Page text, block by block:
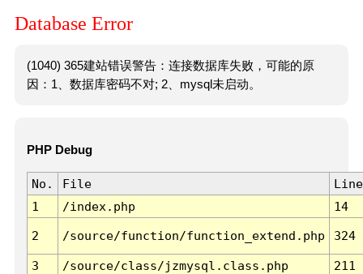
Database Error
(1040) 365建站错误警告：连接数据库失败，可能的原
因：1、数据库密码不对; 2、mysql未启动。
PHP Debug
No. File
Line
1
/index.php 14
2 /source/function/function_extend.php 324
3 /source/class/jzmysql.class.php
211